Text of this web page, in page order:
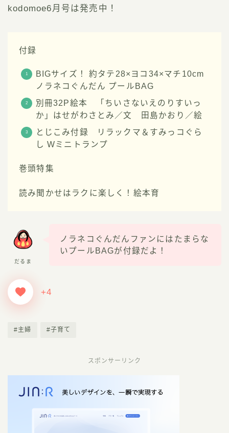
kodomoe6月号は発売中！
付録
BIGサイズ！ 約タテ28×ヨコ34×マチ10cm
ノラネコぐんだん プールBAG
別冊32P絵本 「ちいさないえのりすいっ
か」はせがわさとみ／文 田島かおり／絵
とじこみ付録 リラックマ＆すみっコぐら
し Wミニトランプ
巻頭特集
読み聞かせはラクに楽しく！絵本育
だるま
ノラネコぐんだんファンにはたまらな
いプールBAGが付録だよ！
+4
#主婦 #子育て
スポンサーリンク